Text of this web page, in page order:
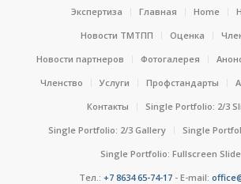
Экспертиза Главная Home
Новости ТМТПП
Оценка
Новости партнеров
Фотогалерея
Членство
Услуги Профстандарты
Контакты
Single Portfolio: 2/3
Single Portfolio: 2/3 Gallery
Single
Single Portfolio: Fullscreen
Тел.:+7 8634 65-74-17 - E-mail: